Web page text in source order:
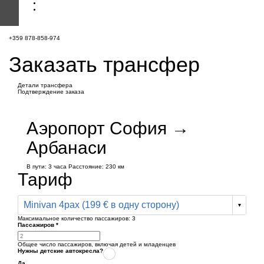
+359 878-858-974
Заказать трансфер
Детали трансфера
Подтверждение заказа
Аэропорт София →
Арбанаси
В пути: 3 часа Расстояние: 230 км
Тариф
Minivan 4pax (199 € в одну сторону)
Максимальное количество пассажиров: 3
Пассажиров *
Общее число пассажиров, включая детей и младенцев
Нужны детские автокресла?